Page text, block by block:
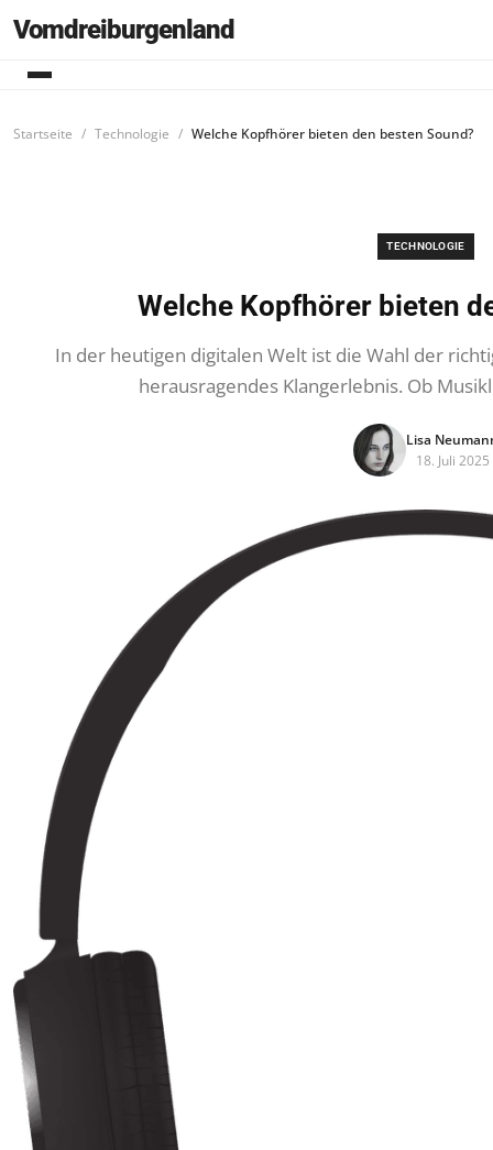
Vomdreiburgenland
Startseite Technologie Welche Kopfhörer bieten den besten Sound?
TECHNOLOGIE
Welche Kopfhörer bieten
In der heutigen digitalen Welt ist die Wahl der
herausragendes Klang­erlebnis. Ob
Lisa
18. Juli 2025